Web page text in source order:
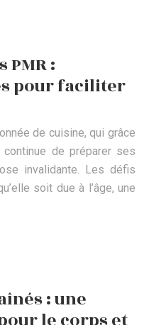
:
pour faciliter
de cuisine, qui grâce
de préparer ses
invalidante. Les défis
soit due à l’âge, une
: une